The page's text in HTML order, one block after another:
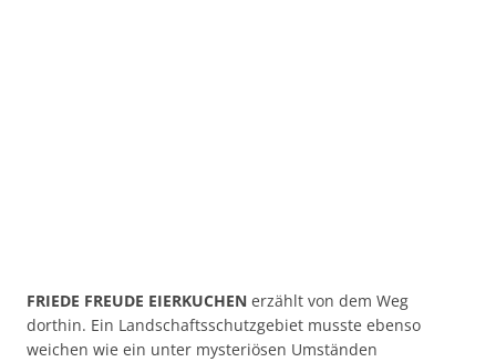
FRIEDE FREUDE EIERKUCHEN erzählt von dem Weg
dorthin. Ein Landschaftsschutzgebiet musste ebenso
weichen wie ein unter mysteriösen Umständen